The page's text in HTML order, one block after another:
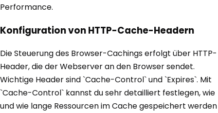
Performance.
Konfiguration von HTTP-Cache-Headern
Die Steuerung des Browser-Cachings erfolgt über HTTP-
Header, die der Webserver an den Browser sendet.
Wichtige Header sind `Cache-Control` und `Expires`. Mit
`Cache-Control` kannst du sehr detailliert festlegen, wie
und wie lange Ressourcen im Cache gespeichert werden